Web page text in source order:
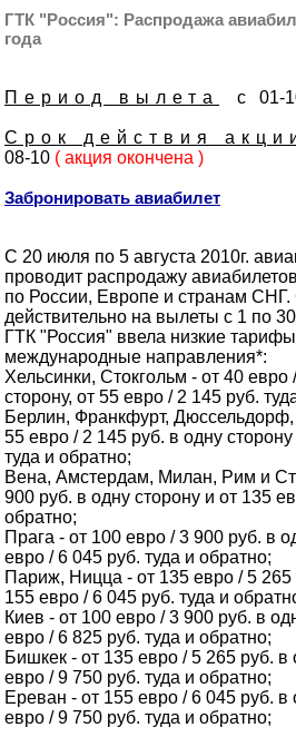
ГТК "Россия": Распродажа
года
Период вылета с 01-
Срок действия
08-10 ( акция окончена )
Забронировать авиабилет
С 20 июля по 5 августа 2010г.
проводит распродажу
по России, Европе и странам
действительно на вылеты с 1 по
ГТК "Россия" ввела низкие
международные направления*:
Хельсинки, Стокгольм - от 40 евро
сторону, от 55 евро / 2 145 руб.
Берлин, Франкфурт,
55 евро / 2 145 руб. в одну
туда и обратно;
Вена, Амстердам, Милан, Рим и
900 руб. в одну сторону и от 135
обратно;
Прага - от 100 евро / 3 900 руб. в
евро / 6 045 руб. туда и обратно;
Париж, Ницца - от 135 евро / 5 265
155 евро / 6 045 руб. туда и
Киев - от 100 евро / 3 900 руб. в
евро / 6 825 руб. туда и обратно;
Бишкек - от 135 евро / 5 265 руб. в
евро / 9 750 руб. туда и обратно;
Ереван - от 155 евро / 6 045 руб. в
евро / 9 750 руб. туда и обратно;